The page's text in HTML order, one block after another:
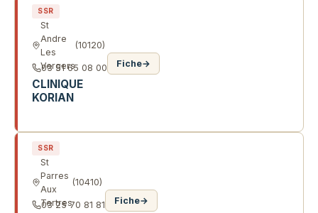
SSR
St
Andre
Les
Vergers
(10120)
CLINIQUE
KORIAN
03 51 65 08 00 Fiche→
SSR
St
Parres
Aux
Tertres
(10410)
03 25 70 81 81 Fiche→